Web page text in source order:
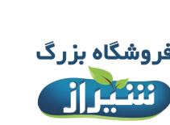
تغییر گذر واژه
سفارشات